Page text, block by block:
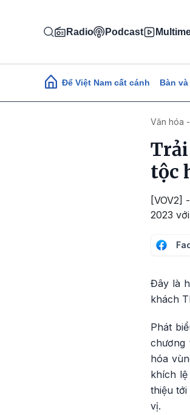
Radio Podcast
Main navigation
Để Việt Nam cất cánh Bàn
Văn hóa
tộc
[VOV2]
2023
Đây là
khách
Phát
chương
hóa
khích
thiệu
vị.